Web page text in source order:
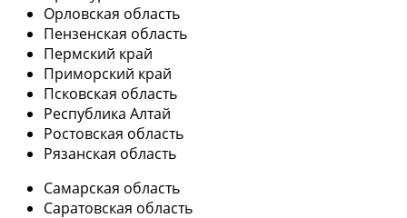
Орловская область
Пензенская область
Пермский край
Приморский край
Псковская область
Республика Алтай
Ростовская область
Рязанская область
Самарская область
Саратовская область